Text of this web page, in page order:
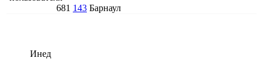
681 143 Барнаул
Инед